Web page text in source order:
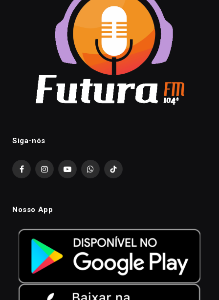
Siga-nós
FacebookInstagramYouTubeWhatsAppTikTok
Nosso App